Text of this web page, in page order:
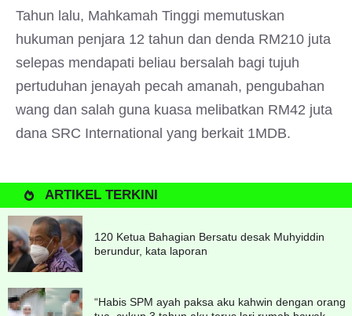
Tahun lalu, Mahkamah Tinggi memutuskan
hukuman penjara 12 tahun dan denda RM210 juta
selepas mendapati beliau bersalah bagi tujuh
pertuduhan jenayah pecah amanah, pengubahan
wang dan salah guna kuasa melibatkan RM42 juta
dana SRC International yang berkait 1MDB.
ARTIKEL TERKINI
120 Ketua Bahagian Bersatu desak Muhyiddin
berundur, kata laporan
“Habis SPM ayah paksa aku kahwin dengan orang